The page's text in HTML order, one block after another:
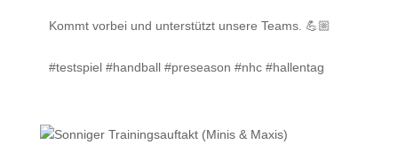
Kommt vorbei und unterstützt unsere Teams. 💪🏼
#testspiel #handball #preseason #nhc #hallentag